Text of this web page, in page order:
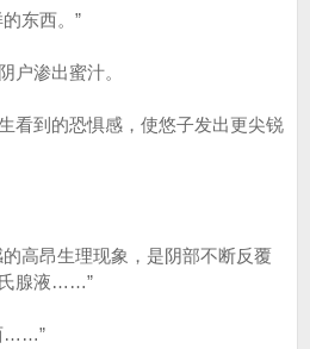
东西。”
渗出蜜汁。
到的恐惧感，使悠子发出更尖锐
昂生理现象，是阴部不断反覆
氏腺液……”
……”